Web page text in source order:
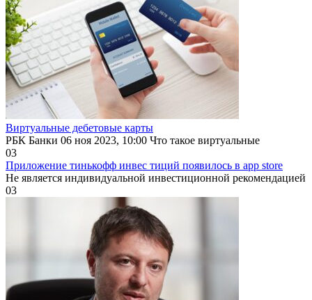
Виртуальные дебетовые карты
РБК Банки 06 ноя 2023, 10:00 Что такое виртуальные
03
Приложение тинькофф инвес тиций появилось в app store
Не является индивидуальной инвестиционной рекомендацией
03